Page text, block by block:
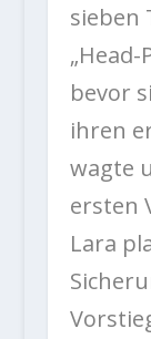
sieben
bevor
ihren
wagte
ersten
Lara